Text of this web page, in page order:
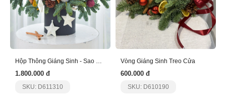
1.800.000 đ
SKU: D611310
Vòng Giáng Sinh Treo Cửa
600.000 đ
SKU: D610190